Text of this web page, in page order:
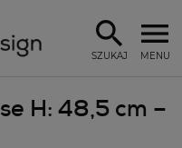
MENU
SZUKAJ
H: 48,5 cm –